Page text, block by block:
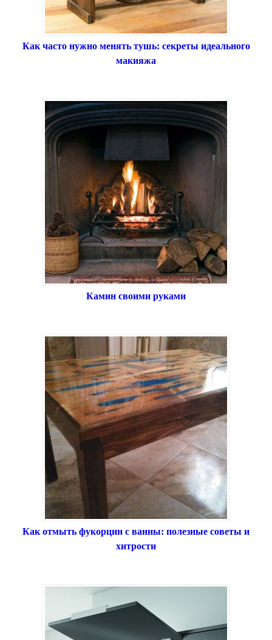
Как часто нужно менять тушь: секреты идеального
макияжа
Камин своими руками
Как отмыть фукорцин с ванны: полезные советы и
хитрости